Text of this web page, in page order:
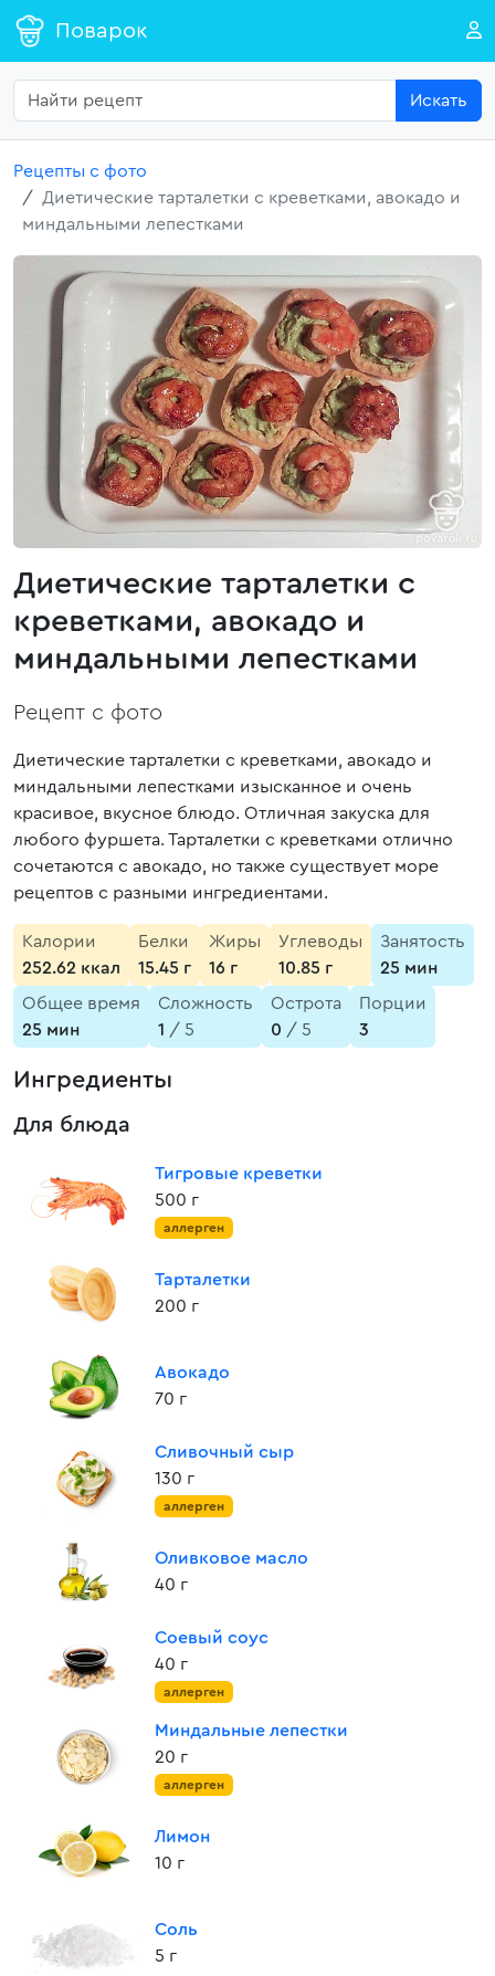
Поварок
Искать
Рецепты с фото
Диетические тарталетки с креветками, авокадо и
миндальными лепестками
Диетические тарталетки с
креветками, авокадо и
миндальными лепестками
Рецепт с фото
Диетические тарталетки с креветками, авокадо и
миндальными лепестками изысканное и очень
красивое, вкусное блюдо. Отличная закуска для
любого фуршета. Тарталетки с креветками отлично
сочетаются с авокадо, но также существует море
рецептов с разными ингредиентами.
Калории
252.62 ккал
Белки
15.45 г
Жиры
16 г
Углеводы
10.85 г
Занятость
25 мин
Общее время
25 мин
Сложность
1 / 5
Острота
0 / 5
Порции
3
Ингредиенты
Для блюда
Тигровые креветки
500 г
аллерген
Тарталетки
200 г
Авокадо
70 г
Сливочный сыр
130 г
аллерген
Оливковое масло
40 г
Соевый соус
40 г
аллерген
Миндальные лепестки
20 г
аллерген
Лимон
10 г
Соль
5 г